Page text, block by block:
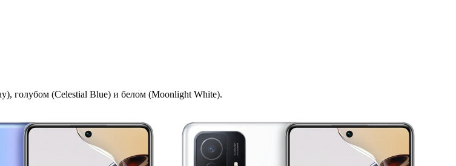
голубом (Celestial Blue) и белом (Moonlight White).